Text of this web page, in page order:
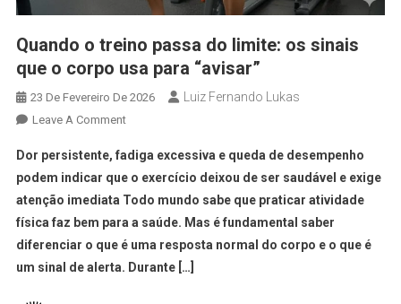
Quando o treino passa do limite: os sinais
que o corpo usa para “avisar”
23 De Fevereiro De 2026 Luiz Fernando Lukas
Leave A Comment
Dor persistente, fadiga excessiva e queda de desempenho
podem indicar que o exercício deixou de ser saudável e exige
atenção imediata Todo mundo sabe que praticar atividade
física faz bem para a saúde. Mas é fundamental saber
diferenciar o que é uma resposta normal do corpo e o que é
um sinal de alerta. Durante […]